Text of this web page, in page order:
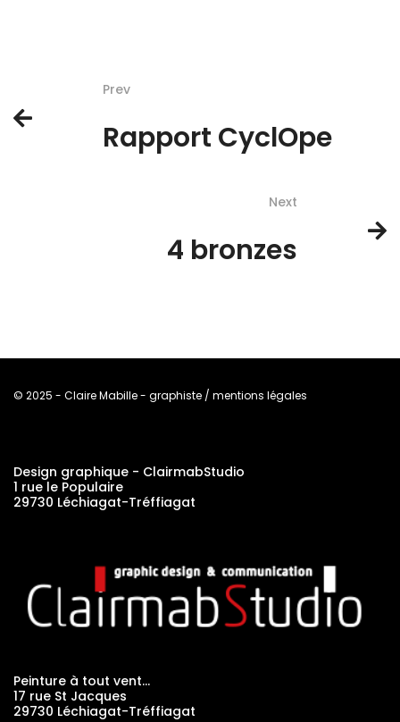
Prev
Rapport CyclOpe
Next
4 bronzes
© 2025 - Claire Mabille - graphiste / mentions légales
Design graphique - ClairmabStudio
1 rue le Populaire
29730 Léchiagat-Tréffiagat
Peinture à tout vent…
17 rue St Jacques
29730 Léchiagat-Tréffiagat